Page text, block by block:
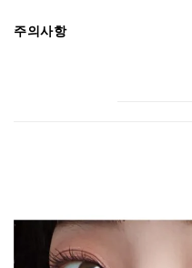
주의사항